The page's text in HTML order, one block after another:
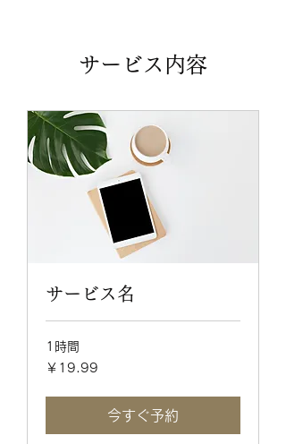
サービス内容
サービス名
1時間
19.99
円
￥19.99
今すぐ予約